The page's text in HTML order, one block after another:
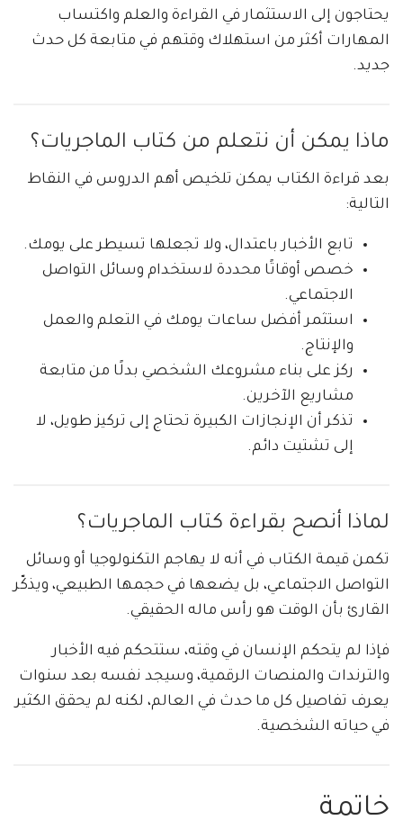
يحتاجون إلى الاستثمار في القراءة والعلم واكتساب
المهارات أكثر من استهلاك وقتهم في متابعة كل حدث
جديد.
ماذا يمكن أن نتعلم من كتاب الماجريات؟
بعد قراءة الكتاب يمكن تلخيص أهم الدروس في النقاط
التالية:
تابع الأخبار باعتدال، ولا تجعلها تسيطر على يومك.
خصص أوقاتًا محددة لاستخدام وسائل التواصل
الاجتماعي.
استثمر أفضل ساعات يومك في التعلم والعمل
والإنتاج.
ركز على بناء مشروعك الشخصي بدلًا من متابعة
مشاريع الآخرين.
تذكر أن الإنجازات الكبيرة تحتاج إلى تركيز طويل، لا
إلى تشتيت دائم.
لماذا أنصح بقراءة كتاب الماجريات؟
تكمن قيمة الكتاب في أنه لا يهاجم التكنولوجيا أو وسائل
التواصل الاجتماعي، بل يضعها في حجمها الطبيعي، ويذكّر
القارئ بأن الوقت هو رأس ماله الحقيقي.
فإذا لم يتحكم الإنسان في وقته، ستتحكم فيه الأخبار
والترندات والمنصات الرقمية، وسيجد نفسه بعد سنوات
يعرف تفاصيل كل ما حدث في العالم، لكنه لم يحقق الكثير
في حياته الشخصية.
خاتمة